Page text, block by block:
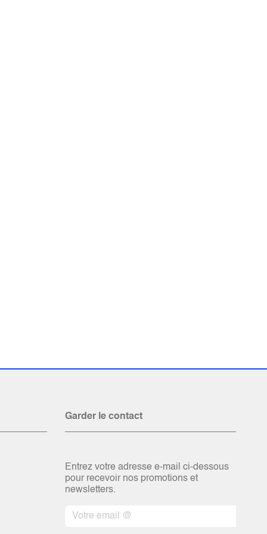
Garder le contact
Entrez votre adresse e-mail ci-dessous
pour recevoir nos promotions et
newsletters.